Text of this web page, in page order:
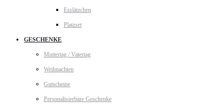
Esslätzchen
Platzset
GESCHENKE
Muttertag / Vatertag
Weihnachten
Gutscheine
Personalisierbare Geschenke